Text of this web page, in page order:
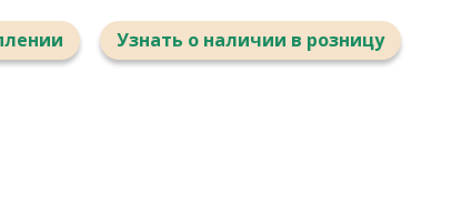
Узнать о наличии в розницу